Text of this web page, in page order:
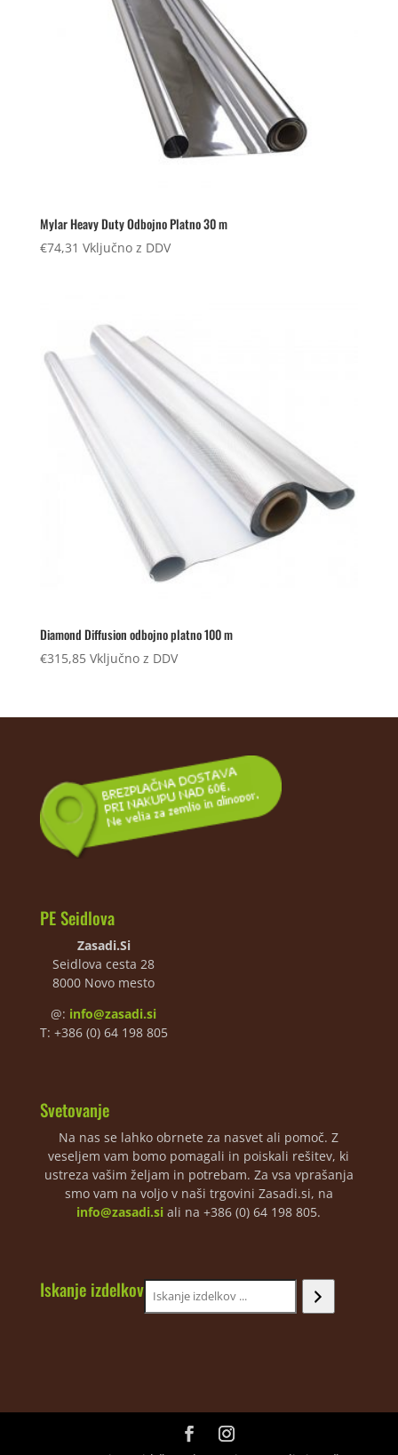
Mylar Heavy Duty Odbojno Platno 30 m
€74,31 Vključno z DDV
Diamond Diffusion odbojno platno 100 m
€315,85 Vključno z DDV
PE Seidlova
Zasadi.Si
Seidlova cesta 28
8000 Novo mesto
@: info@zasadi.si
T: +386 (0) 64 198 805
Svetovanje
Na nas se lahko obrnete za nasvet ali pomoč. Z
veseljem vam bomo pomagali in poiskali rešitev, ki
ustreza vašim željam in potrebam. Za vsa vprašanja
smo vam na voljo v naši trgovini Zasadi.si, na
info@zasadi.si ali na +386 (0) 64 198 805.
Iskanje izdelkov